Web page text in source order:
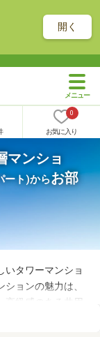
開く
0
お気に入り
マンショ
ート)からお部
いタワーマンショ
ョンの魅力は、
高級感のある共用
るので、豊かな